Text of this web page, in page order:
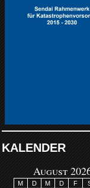
KALENDER
August
M D M D F